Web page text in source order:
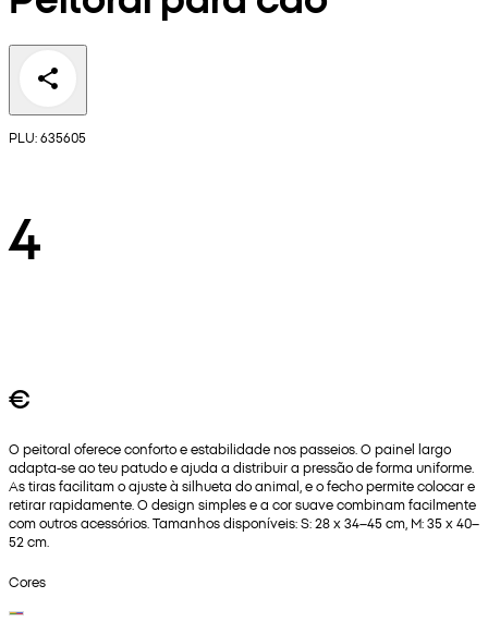
PLU: 635605
4
€
O peitoral oferece conforto e estabilidade nos passeios. O painel largo
adapta‑se ao teu patudo e ajuda a distribuir a pressão de forma uniforme.
As tiras facilitam o ajuste à silhueta do animal, e o fecho permite colocar e
retirar rapidamente. O design simples e a cor suave combinam facilmente
com outros acessórios. Tamanhos disponíveis: S: 28 x 34–45 cm, M: 35 x 40–
52 cm.
Cores